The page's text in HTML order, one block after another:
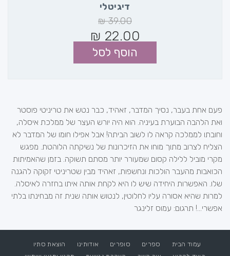
דיגיטלי
39.00
₪
22.00
₪
הוסף לסל
פעם אחת בעבר, נסיך המדבר, זאהיד, כבר נטש את טריניטי פוסטר
ואת הלהבה הבוערת בעיניה. הוא היה יורש העצר של ממלכת איסלה,
וחובתו לממלכה קראה לו לשוב הביתה! אבל אפילו חומו של המדבר לא
הצליח לצרוב מתוך מוחו את הזיכרונות של נשיקתה הלוהטת. מפגש
מקרי מוביל ללילה קסום שמעורר יותר מסתם תשוקה. בזמן שהאמיתות
הכואבות מהעבר הולכות ונחשפות, זאהיד מבין שטריניטי זקוקה להגנה
שלו. האפשרות היחידה שיש לו היא לקחת אותה איתו בחזרה לאיסלה.
למרות שהיא אסורה עליו לחלוטין, לנטוש אותה שנית זה מבחינתו בלתי
אפשרי...! תרגום: עמוס זלינגר
עמוד הבית ספרים סופרים אודותינו
הוצאת סתיו